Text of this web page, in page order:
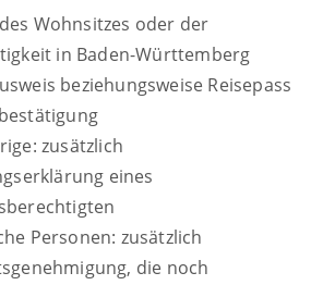
Wohnsitzes oder der
in Baden-Württemberg
beziehungsweise Reisepass
zusätzlich
eines
Personen: zusätzlich
die noch